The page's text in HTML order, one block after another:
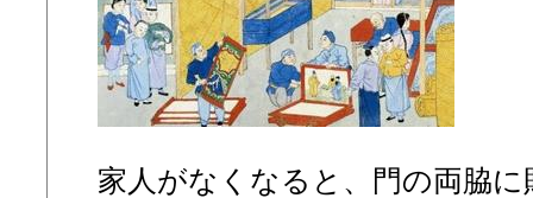
家人がなくなると、門の両脇